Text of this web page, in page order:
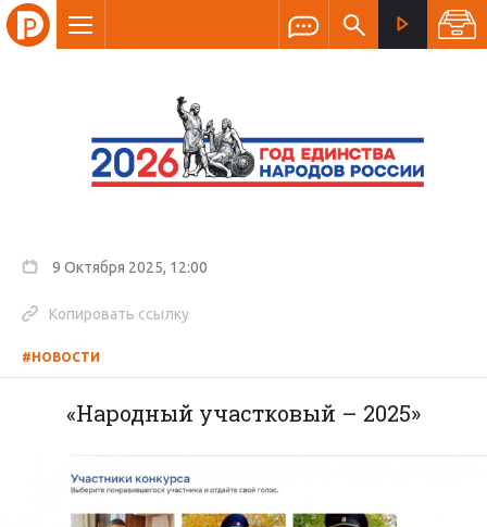
9 Октября 2025, 12:00
Копировать ссылку
#НОВОСТИ
«Народный участковый – 2025»